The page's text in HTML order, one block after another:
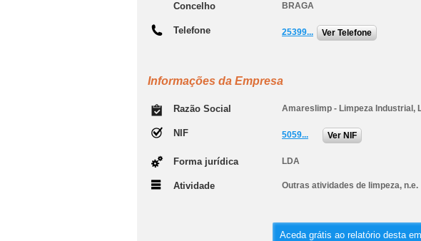
Concelho BRAGA
Telefone 25399... Ver Telefone
Informações da Empresa
Razão Social Amareslimp - Limpeza Industrial,
NIF 5059... Ver NIF
Forma jurídica LDA
Atividade Outras atividades de limpeza, n.e.
Aceda grátis ao relatório desta